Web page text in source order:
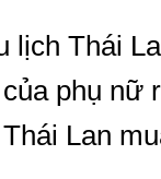
lịch Thái
phụ nữ
Lan